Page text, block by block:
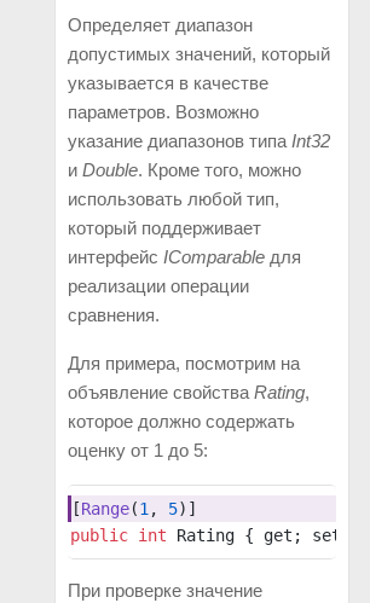
Определяет диапазон
допустимых значений, который
указывается в качестве
параметров. Возможно
указание диапазонов типа Int32
и Double. Кроме того, можно
использовать любой тип,
который поддерживает
интерфейс IComparableдля
реализации операции
сравнения.
Для примера, посмотрим на
объявление свойства Rating,
которое должно содержать
оценку от 1 до 5:
[Range(1, 5)]
public int Rating { get; set; }
При проверке значение